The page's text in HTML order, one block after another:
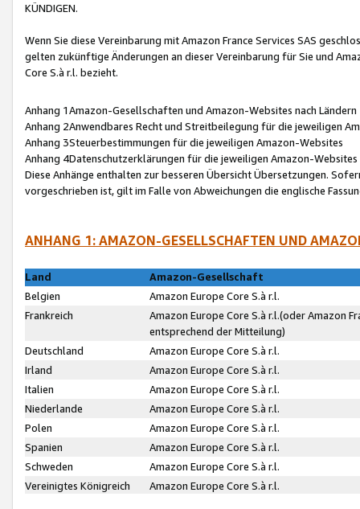
KÜNDIGEN.
Wenn Sie diese Vereinbarung mit Amazon France Services SAS
gelten zukünftige Änderungen an dieser Vereinbarung für Sie und
Core S.à r.l. bezieht.
Anhang 1Amazon-Gesellschaften und Amazon-Websites nach Ländern
Anhang 2Anwendbares Recht und Streitbeilegung für die jeweiligen
Anhang 3Steuerbestimmungen für die jeweiligen Amazon-Websites
Anhang 4Datenschutzerklärungen für die jeweiligen Amazon-Websites
Diese Anhänge enthalten zur besseren Übersicht Übersetzungen.
vorgeschrieben ist, gilt im Falle von Abweichungen die englische
ANHANG 1: AMAZON-GESELLSCHAFTEN UND
Land
Amazon-Gesellschaft
Belgien
Amazon Europe Core S.à r.l.
Frankreich
Amazon Europe Core S.à r.l.(oder Amazon
entsprechend der Mitteilung)
Deutschland
Amazon Europe Core S.à r.l.
Irland
Amazon Europe Core S.à r.l.
Italien
Amazon Europe Core S.à r.l.
Niederlande
Amazon Europe Core S.à r.l.
Polen
Amazon Europe Core S.à r.l.
Spanien
Amazon Europe Core S.à r.l.
Schweden
Amazon Europe Core S.à r.l.
Vereinigtes Königreich
Amazon Europe Core S.à r.l.